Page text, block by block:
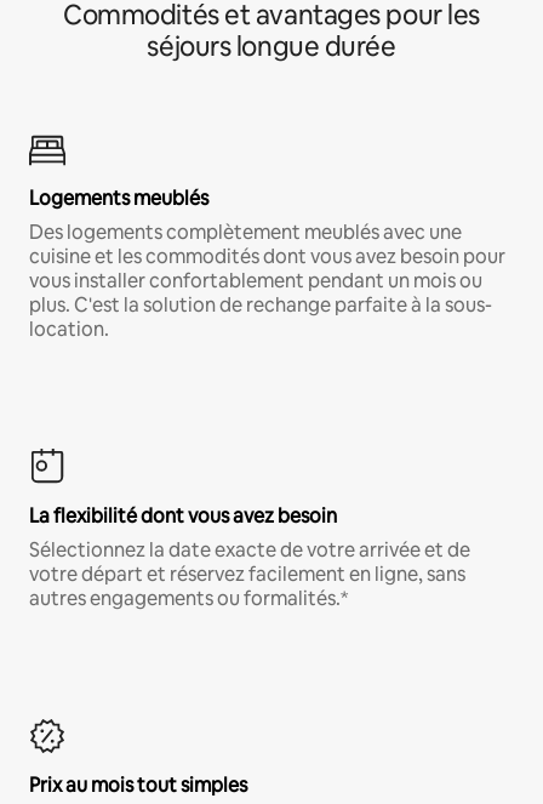
Commodités et avantages pour les
séjours longue durée
Logements meublés
Des logements complètement meublés avec une
cuisine et les commodités dont vous avez besoin pour
vous installer confortablement pendant un mois ou
plus. C'est la solution de rechange parfaite à la sous-
location.
La flexibilité dont vous avez besoin
Sélectionnez la date exacte de votre arrivée et de
votre départ et réservez facilement en ligne, sans
autres engagements ou formalités.*
Prix au mois tout simples